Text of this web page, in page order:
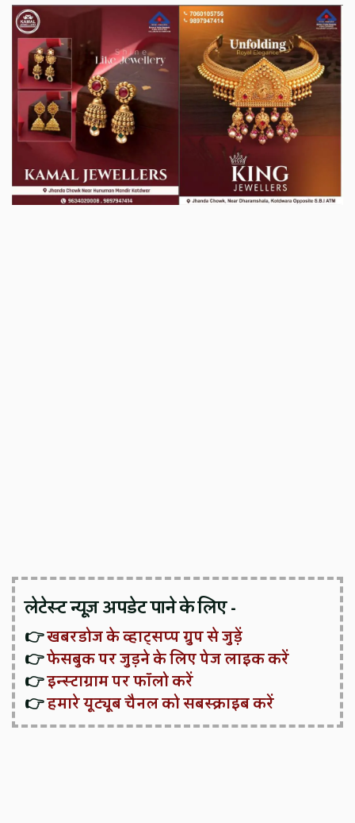
लेटेस्ट न्यूज़ अपडेट पाने के लिए -
👉खबरडोज के व्हाट्सप्प ग्रुप से जुड़ें
👉फेसबुक पर जुड़ने के लिए पेज लाइक करें
👉इन्स्टाग्राम पर फॉलो करें
👉हमारे यूट्यूब चैनल को सबस्क्राइब करें